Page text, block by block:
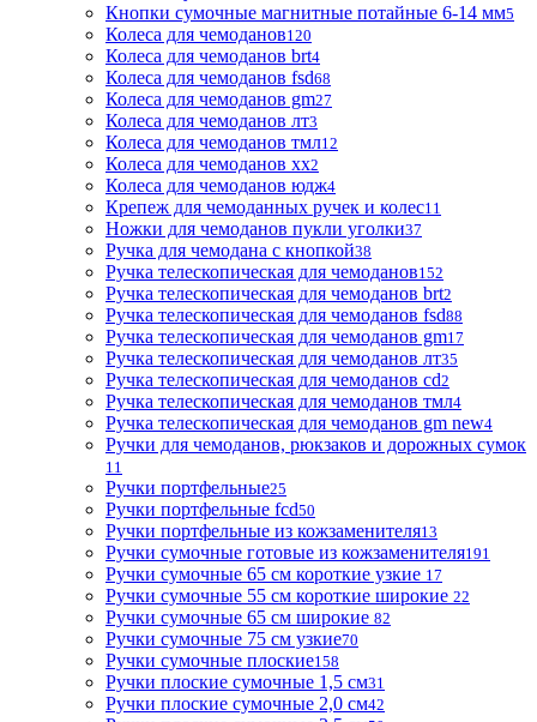
Кнопки сумочные магнитные потайные 6-14 мм5
Колеса для чемоданов120
Колеса для чемоданов brt4
Колеса для чемоданов fsd68
Колеса для чемоданов gm27
Колеса для чемоданов лт3
Колеса для чемоданов тмл12
Колеса для чемоданов хх2
Колеса для чемоданов юдж4
Крепеж для чемоданных ручек и колес11
Ножки для чемоданов пукли уголки37
Ручка для чемодана с кнопкой38
Ручка телескопическая для чемоданов152
Ручка телескопическая для чемоданов brt2
Ручка телескопическая для чемоданов fsd88
Ручка телескопическая для чемоданов gm17
Ручка телескопическая для чемоданов лт35
Ручка телескопическая для чемоданов сd2
Ручка телескопическая для чемоданов тмл4
Ручка телескопическая для чемоданов gm new4
Ручки для чемоданов, рюкзаков и дорожных сумок
11
Ручки портфельные25
Ручки портфельные fcd50
Ручки портфельные из кожзаменителя13
Ручки сумочные готовые из кожзаменителя191
Ручки сумочные 65 см короткие узкие 17
Ручки сумочные 55 см короткие широкие 22
Ручки сумочные 65 см широкие 82
Ручки сумочные 75 см узкие70
Ручки сумочные плоские158
Ручки плоские сумочные 1,5 см31
Ручки плоские сумочные 2,0 см42